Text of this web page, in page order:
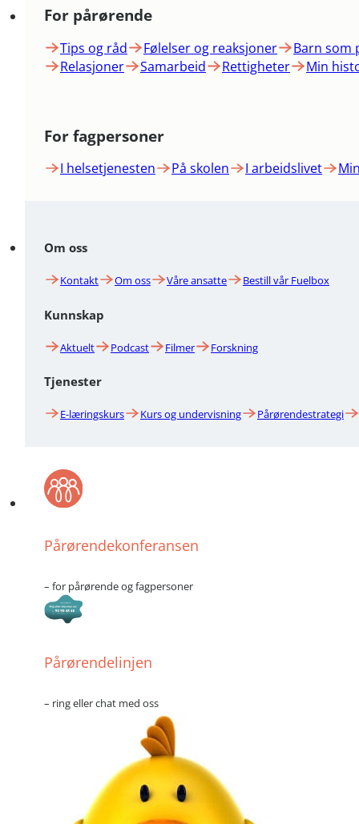
For pårørende
Tips og råd Følelser og reaksjoner
Barn som
Relasjoner
Samarbeid Rettigheter Min
For fagpersoner
I helsetjenesten På skolen I arbeidslivet
Om oss
Kontakt Om oss Våre ansatte Bestill vår Fuelbox
Kunnskap
Aktuelt Podcast Filmer Forskning
Tjenester
E-læringskurs Kurs og undervisning Pårørendestrategi
Pårørendekonferansen
– for pårørende og fagpersoner
Pårørendelinjen
– ring eller chat med oss